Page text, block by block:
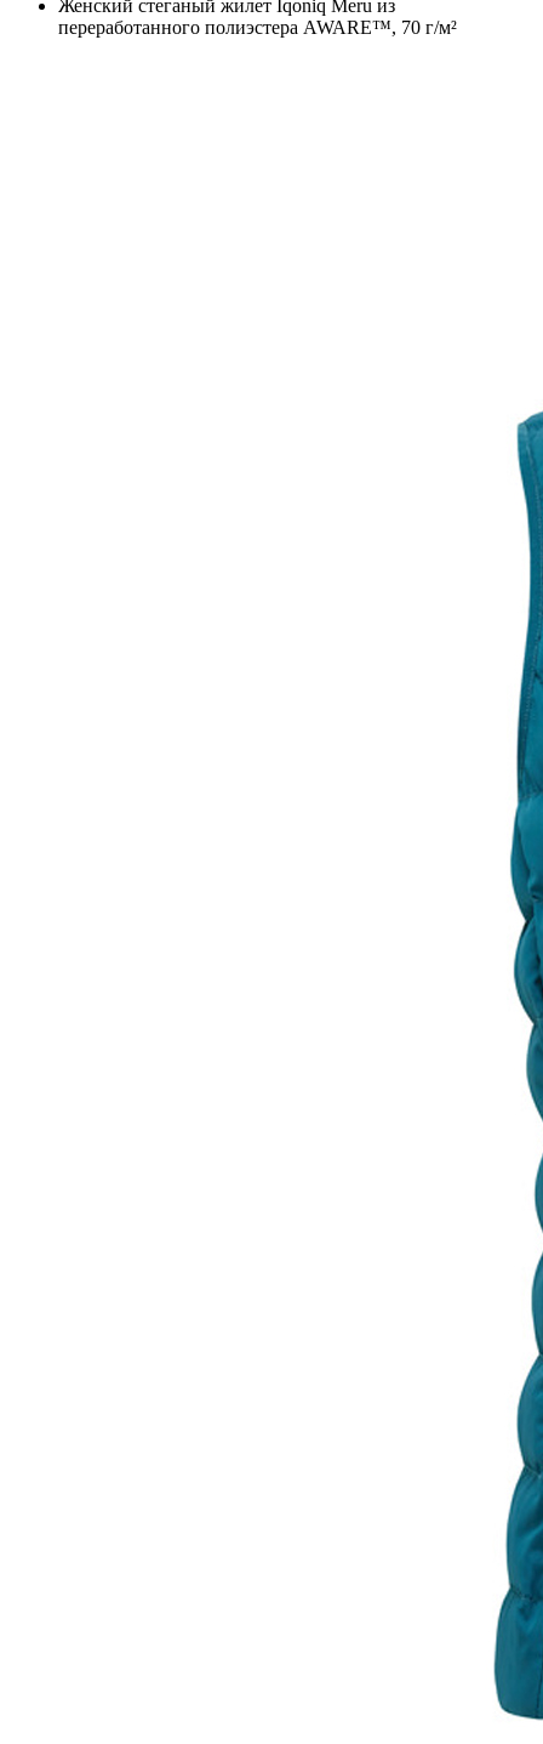
Женский стеганый жилет Iqoniq Meru из
переработанного полиэстера AWARE™, 70 г/м²